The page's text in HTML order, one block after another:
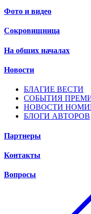
Фото и видео
Сокровищница
На общих началах
Новости
БЛАГИЕ ВЕСТИ
СОБЫТИЯ
НОВОСТИ
БЛОГИ АВТОРОВ
Партнеры
Контакты
Вопросы